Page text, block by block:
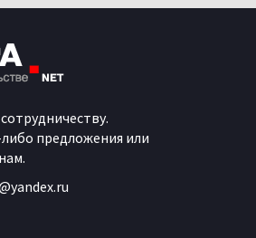
либо предложения или